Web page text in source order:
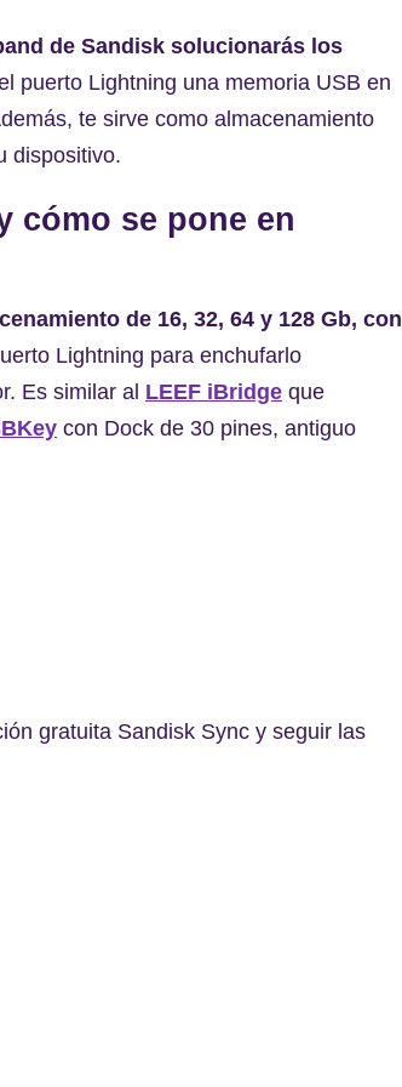
de Sandisk solucionarás los
puerto Lightning una memoria USB en
te sirve como almacenamiento
dispositivo.
cómo se pone en
de 16, 32, 64 y 128 Gb, con
Lightning para enchufarlo
Es similar al LEEF iBridge que
con Dock de 30 pines, antiguo
gratuita Sandisk Sync y seguir las